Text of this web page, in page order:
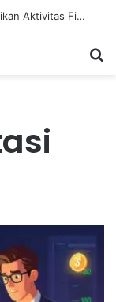
Panduan Fitness Ringkas untuk Memastikan Aktivitas Fisik Anda Tetap Konsisten